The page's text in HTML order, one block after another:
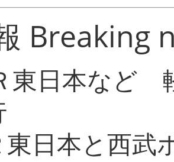
Breaking
東日本など
日本と西武